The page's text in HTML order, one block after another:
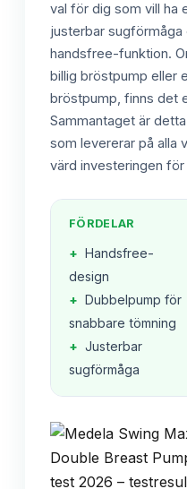
val för dig som vill ha
justerbar
handsfree-funktion.
billig bröstpump eller
bröstpump, finns det
Sammantaget är
som levererar på alla
värd investeringen
FÖRDELAR
+ Handsfree-
design
+ Dubbelpump för
snabbare tömning
+ Justerbar
sugförmåga